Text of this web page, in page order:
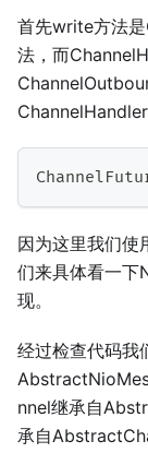
首先write方法
法，而
因为这里我们
们来具体看一
现。
经过检查代码我
nnel继承自
承自